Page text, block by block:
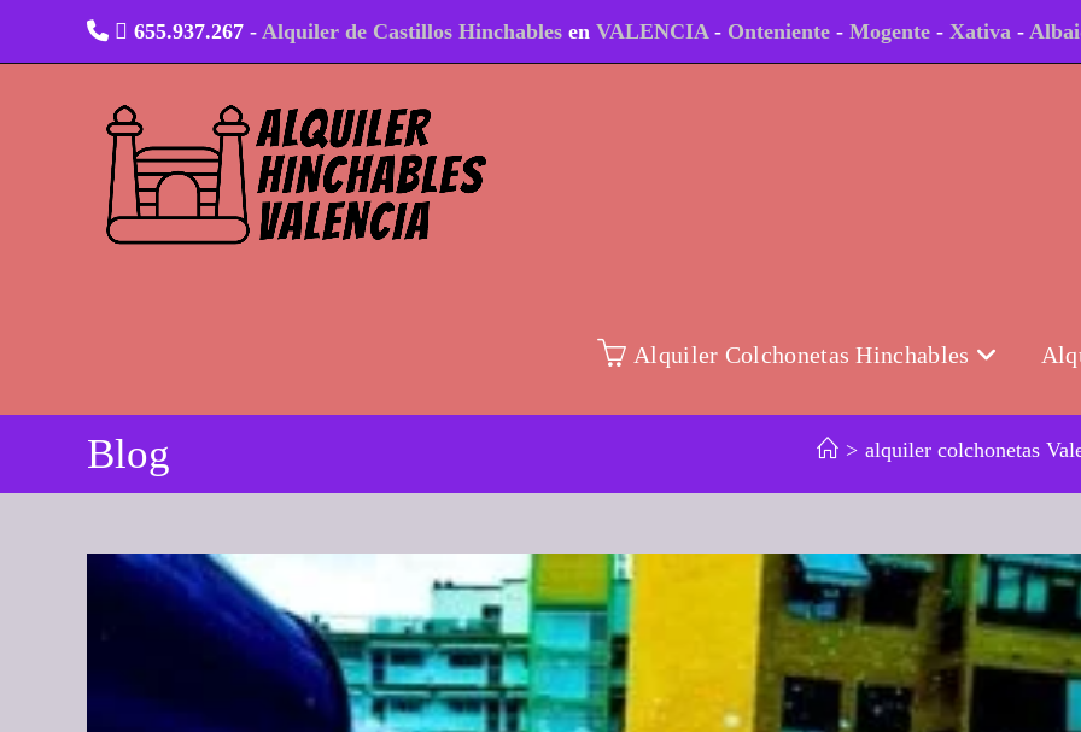
contenido
655.937.267 - Alquiler de Castillos Hinchables en VALENCIA- Onteniente - Mogente - Xativa -
Alquiler Colchonetas Hinchables
Blog > alquiler colchonetas